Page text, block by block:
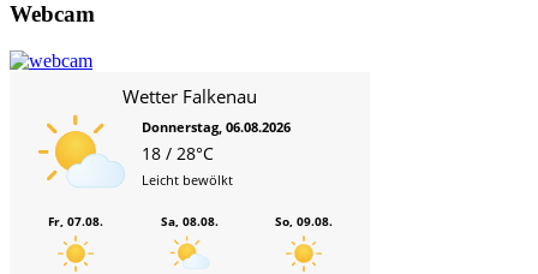
Webcam
Wetter Falkenau
Donnerstag, 06.08.2026
18 / 28°C
Leicht bewölkt
Fr, 07.08. Sa, 08.08. So, 09.08.